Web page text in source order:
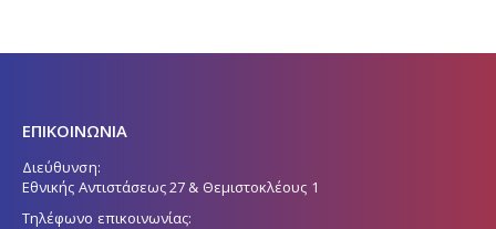
ΕΠΙΚΟΙΝΩΝΙΑ
Διεύθυνση:
Εθνικής Αντιστάσεως 27 & Θεμιστοκλέους 1
Τηλέφωνο επικοινωνίας: